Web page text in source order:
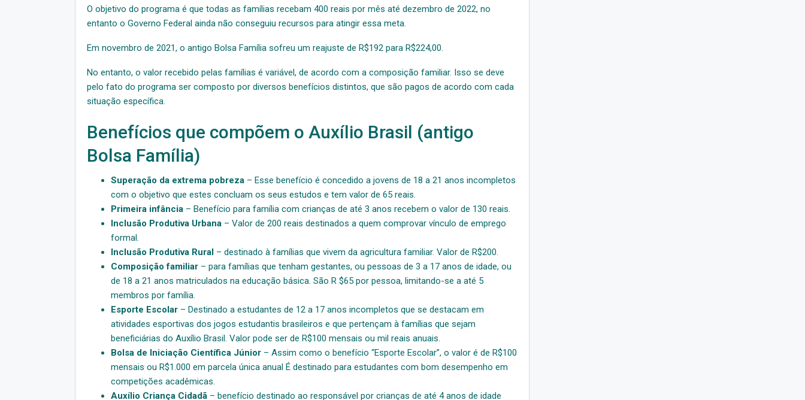
O objetivo do programa é que todas as famílias recebam 400 reais por mês até dezembro de 2022, no
entanto o Governo Federal ainda não conseguiu recursos para atingir essa meta.
Em novembro de 2021, o antigo Bolsa Família sofreu um reajuste de R$192 para R$224,00.
No entanto, o valor recebido pelas famílias é variável, de acordo com a composição familiar. Isso se deve
pelo fato do programa ser composto por diversos benefícios distintos, que são pagos de acordo com cada
situação específica.
Benefícios que compõem o Auxílio Brasil (antigo
Bolsa Família)
Superação da extrema pobreza– Esse benefício é concedido a jovens de 18 a 21 anos incompletos
com o objetivo que estes concluam os seus estudos e tem valor de 65 reais.
Primeira infância– Benefício para família com crianças de até 3 anos recebem o valor de 130 reais.
Inclusão Produtiva Urbana– Valor de 200 reais destinados a quem comprovar vínculo de emprego
formal.
Inclusão Produtiva Rural – destinado à famílias que vivem da agricultura familiar. Valor de R$200.
Composição familiar– para famílias que tenham gestantes, ou pessoas de 3 a 17 anos de idade, ou
de 18 a 21 anos matriculados na educação básica. São R $65 por pessoa, limitando-se a até 5
membros por família.
Esporte Escolar– Destinado a estudantes de 12 a 17 anos incompletos que se destacam em
atividades esportivas dos jogos estudantis brasileiros e que pertençam à famílias que sejam
beneficiárias do Auxílio Brasil. Valor pode ser de R$100 mensais ou mil reais anuais.
Bolsa de Iniciação Científica Júnior– Assim como o benefício “Esporte Escolar”, o valor é de R$100
mensais ou R$1.000 em parcela única anual É destinado para estudantes com bom desempenho em
competições acadêmicas.
Auxílio Criança Cidadã– benefício destinado ao responsável por crianças de até 4 anos de idade